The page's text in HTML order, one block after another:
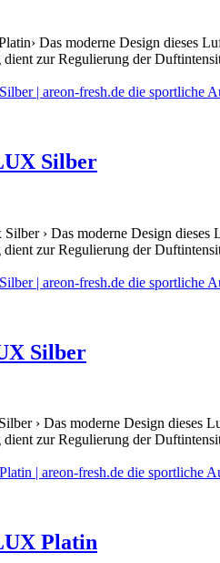
Das moderne Design dieses
dient zur Regulierung der
Silber
› Das moderne Design dieses
dient zur Regulierung der
Silber
› Das moderne Design dieses
dient zur Regulierung der
Platin